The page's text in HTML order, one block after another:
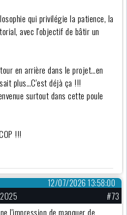
qui privilégie la patience, la
avec l'objectif de bâtir un
en arrière dans le projet…en
plus…C'est déjà ça !!!
surtout dans cette poule
!!!
12/07/2026 13:58:00
#73
l'impression de manquer de